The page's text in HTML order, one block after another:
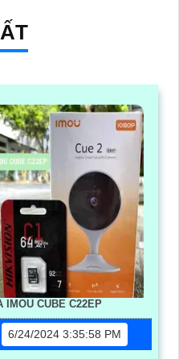
IMOU CUBE C22EP
6/24/2024 3:35:58 PM